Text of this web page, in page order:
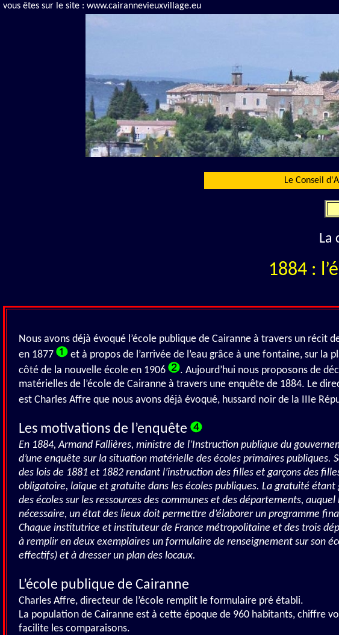
vous êtes sur le site : www.cairannevieuxvillage.eu
Le Conseil
La
1884 :
Nous avons déjà évoqué l’école publique de Cairanne à travers un récit
en 1877
et à propos de l’arrivée de l’eau grâce à une fontaine, sur la
côté de la nouvelle école en 1906
. Aujourd’hui nous proposons de
matérielles de l’école de Cairanne à travers une enquête de 1884. Le
est Charles Affre que nous avons déjà évoqué, hussard noir de la IIIe
Les motivations de l’enquête
En 1884, Armand Fallières, ministre de l’Instruction publique du
d’une enquête sur la situation matérielle des écoles primaires publiques.
des lois de 1881 et 1882 rendant l’instruction des filles et garçons des
obligatoire, laïque et gratuite dans les écoles publiques. La gratuité
des écoles sur les ressources des communes et des départements, auquel
nécessaire, un état des lieux doit permettre d’élaborer un programme
Chaque institutrice et instituteur de France métropolitaine et des trois
à remplir en deux exemplaires un formulaire de renseignement sur son
effectifs) et à dresser un plan des locaux.
L’école publique de Cairanne
Charles Affre, directeur de l’école remplit le formulaire pré établi.
La population de Cairanne est à cette époque de 960 habitants, chiffre
facilite les comparaisons.